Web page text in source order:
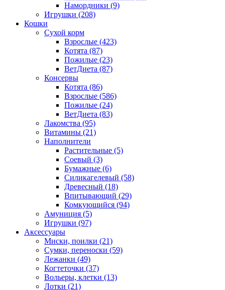
Намордники (9)
Игрушки (208)
Кошки
Сухой корм
Взрослые (423)
Котята (87)
Пожилые (23)
ВетДиета (87)
Консервы
Котята (86)
Взрослые (586)
Пожилые (24)
ВетДиета (83)
Лакомства (95)
Витамины (21)
Наполнители
Растительные (5)
Соевый (3)
Бумажные (6)
Силикагелевый (58)
Древесный (18)
Впитывающий (29)
Комкующийся (94)
Амуниция (5)
Игрушки (97)
Аксессуары
Миски, поилки (21)
Сумки, переноски (59)
Лежанки (49)
Когтеточки (37)
Вольеры, клетки (13)
Лотки (21)